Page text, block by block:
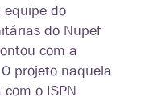
equipe do
do Nupef
com a
projeto naquela
o ISPN.